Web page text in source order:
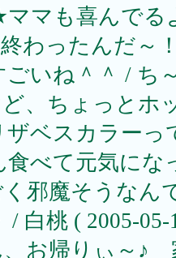
マも喜んでる
わったんだ～
いね＾＾ / ち
、ちょっとホ
ザベスカラー
べて元気にな
く邪魔そうな
/ 白桃 ( 2005-05-
、お帰りぃ～♪